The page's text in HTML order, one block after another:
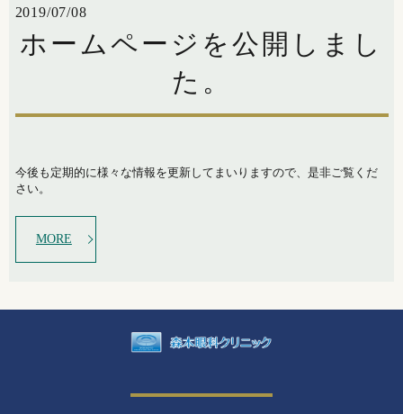
2019/07/08
ホームページを公開しまし
た。
今後も定期的に様々な情報を更新してまいりますので、是非ご覧くだ
さい。
MORE